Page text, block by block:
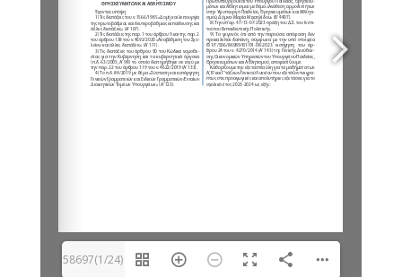
58697(1/24)